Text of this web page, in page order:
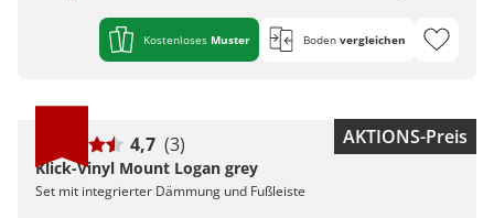
Kostenloses Muster Boden vergleichen
AKTIONS-Preis
4,7 (3)
Klick-Vinyl Mount Logan grey
Set mit integrierter Dämmung und Fußleiste